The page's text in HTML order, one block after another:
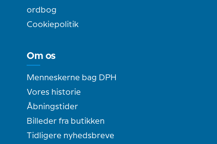
ordbog
Cookiepolitik
Om os
Menneskerne bag DPH
Vores historie
Åbningstider
Billeder fra butikken
Tidligere nyhedsbreve